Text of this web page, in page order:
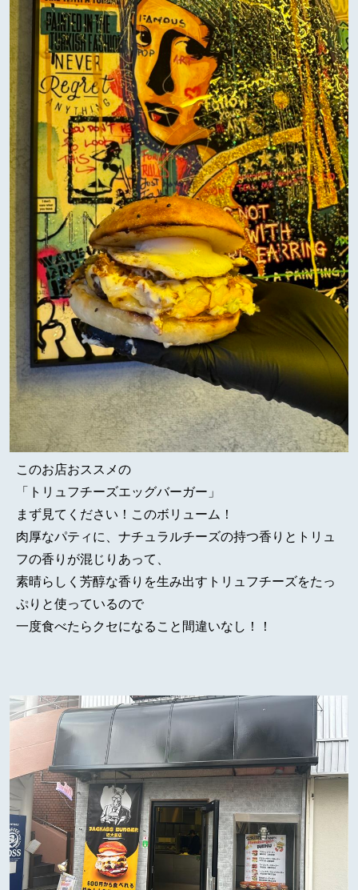
このお店おススメの
「トリュフチーズエッグバーガー」
まず見てください！このボリューム！
肉厚なパティに、ナチュラルチーズの持つ香りとトリュ
フの香りが混じりあって、
素晴らしく芳醇な香りを生み出すトリュフチーズをたっ
ぷりと使っているので
一度食べたらクセになること間違いなし！！